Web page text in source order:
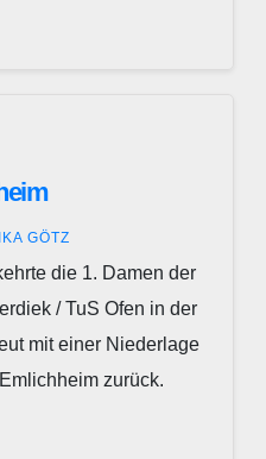
GÖTZ
die 1. Damen der
/ TuS Ofen in der
mit einer Niederlage
zurück.